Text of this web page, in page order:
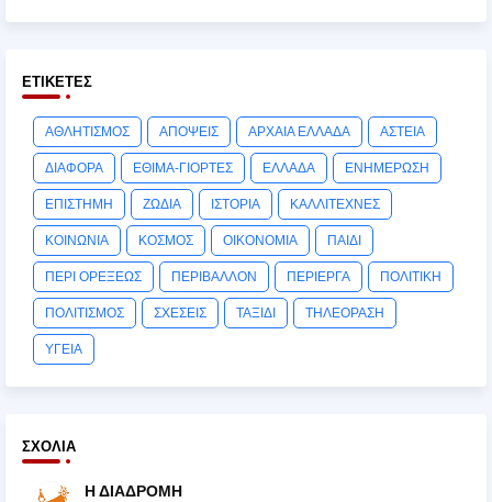
ΕΤΙΚΈΤΕΣ
ΑΘΛΗΤΙΣΜΟΣ ΑΠΟΨΕΙΣ ΑΡΧΑΙΑ ΕΛΛΑΔΑ ΑΣΤΕΙΑ
ΔΙΑΦΟΡΑ ΕΘΙΜΑ-ΓΙΟΡΤΕΣ ΕΛΛΑΔΑ ΕΝΗΜΕΡΩΣΗ
ΕΠΙΣΤΗΜΗ ΖΩΔΙΑ ΙΣΤΟΡΙΑ ΚΑΛΛΙΤΕΧΝΕΣ
ΚΟΙΝΩΝΙΑ ΚΟΣΜΟΣ ΟΙΚΟΝΟΜΙΑ ΠΑΙΔΙ
ΠΕΡΙ ΟΡΕΞΕΩΣ ΠΕΡΙΒΑΛΛΟΝ ΠΕΡΙΕΡΓΑ ΠΟΛΙΤΙΚΗ
ΠΟΛΙΤΙΣΜΟΣ ΣΧΕΣΕΙΣ ΤΑΞΙΔΙ ΤΗΛΕΟΡΑΣΗ
ΥΓΕΙΑ
ΣΧΌΛΙΑ
Η ΔΙΑΔΡΟΜΗ